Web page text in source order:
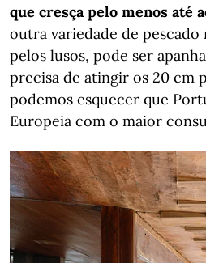
que cresça pelo menos até
outra variedade de
pelos lusos, pode ser
precisa de atingir os 20 cm
podemos esquecer que
Europeia com o maior